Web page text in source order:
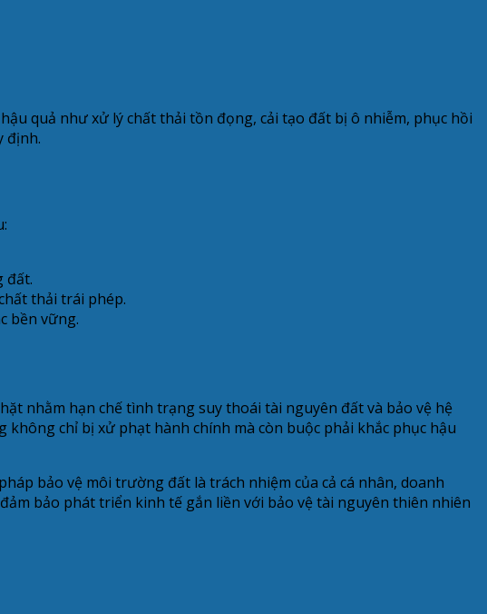
quả như xử lý chất thải tồn đọng, cải tạo đất bị ô nhiễm, phục hồi
định.
đất.
thải trái phép.
bền vững.
nhằm hạn chế tình trạng suy thoái tài nguyên đất và bảo vệ hệ
chỉ bị xử phạt hành chính mà còn buộc phải khắc phục hậu
bảo vệ môi trường đất là trách nhiệm của cả cá nhân, doanh
bảo phát triển kinh tế gắn liền với bảo vệ tài nguyên thiên nhiên